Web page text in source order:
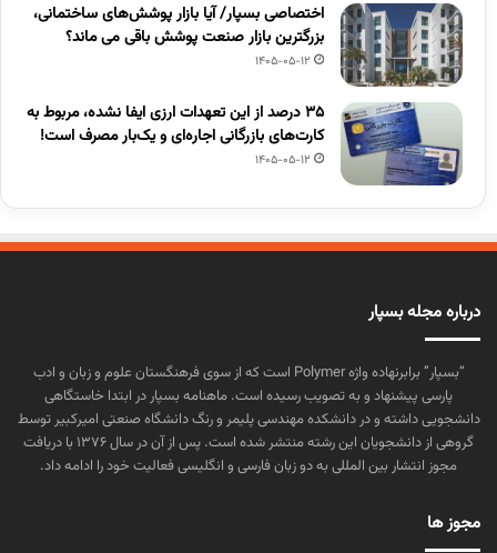
اختصاصی بسپار/ آیا بازار پوشش‌های ساختمانی،
بزرگترین بازار صنعت پوشش باقی می ماند؟
1405-05-12
۳۵ درصد از این تعهدات ارزی ایفا نشده، مربوط به
کارت‌های بازرگانی اجاره‌ای و یک‌بار مصرف است!
1405-05-12
درباره مجله بسپار
“بسپار” برابرنهاده واژه Polymer است که از سوی فرهنگستان علوم و زبان و ادب
پارسی پیشنهاد و به تصویب رسیده است. ماهنامه بسپار در ابتدا خاستگاهی
دانشجویی داشته و در دانشکده مهندسی پلیمر و رنگ دانشگاه صنعتی امیرکبیر توسط
گروهی از دانشجویان این رشته منتشر شده است. پس از آن در سال ۱۳۷۶ با دریافت
مجوز انتشار بین المللی به دو زبان فارسی و انگلیسی فعالیت خود را ادامه داد.
مجوز ها